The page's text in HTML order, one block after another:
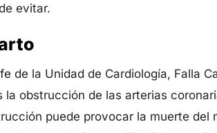
evitar.
de la Unidad de Cardiología, Falla
obstrucción de las arterias
puede provocar la muerte del